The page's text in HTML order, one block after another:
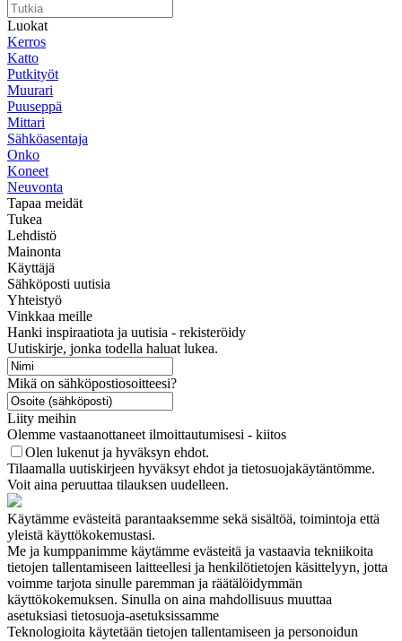
Luokat
Kerros
Katto
Putkityöt
Muurari
Puuseppä
Mittari
Sähköasentaja
Onko
Koneet
Neuvonta
Tapaa meidät
Tukea
Lehdistö
Mainonta
Käyttäjä
Sähköposti uutisia
Yhteistyö
Vinkkaa meille
Hanki inspiraatiota ja uutisia - rekisteröidy
Uutiskirje, jonka todella haluat lukea.
Mikä on sähköpostiosoitteesi?
Liity meihin
Olemme vastaanottaneet ilmoittautumisesi - kiitos
Olen lukenut ja hyväksyn ehdot.
Tilaamalla uutiskirjeen hyväksyt ehdot ja tietosuojakäytäntömme.
Voit aina peruuttaa tilauksen uudelleen.
Käytämme evästeitä parantaaksemme sekä sisältöä, toimintoja että
yleistä käyttökokemustasi.
Me ja kumppanimme käytämme evästeitä ja vastaavia tekniikoita
tietojen tallentamiseen laitteellesi ja henkilötietojen käsittelyyn, jotta
voimme tarjota sinulle paremman ja räätälöidymmän
käyttökokemuksen. Sinulla on aina mahdollisuus muuttaa
asetuksiasi tietosuoja-asetuksissamme
Teknologioita käytetään tietojen tallentamiseen ja personoidun